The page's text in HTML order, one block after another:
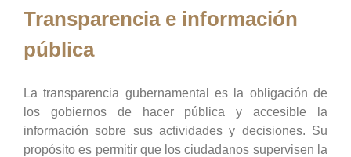
Transparencia e información
pública
La transparencia gubernamental es la obligación de
los gobiernos de hacer pública y accesible la
información sobre sus actividades y decisiones. Su
propósito es permitir que los ciudadanos supervisen la